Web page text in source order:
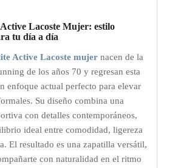
Lacoste Mujer: estilo
tu día a día
Active Lacoste mujernacen de la
de los años 70 y regresan esta
enfoque actual perfecto para elevar
Su diseño combina una
con detalles contemporáneos,
ideal entre comodidad, ligereza
El resultado es una zapatilla versátil,
con naturalidad en el ritmo